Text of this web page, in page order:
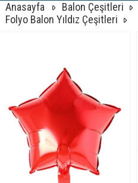
Anasayfa
Balon Çeşitleri
Folyo Balon Yıldız Çeşitleri